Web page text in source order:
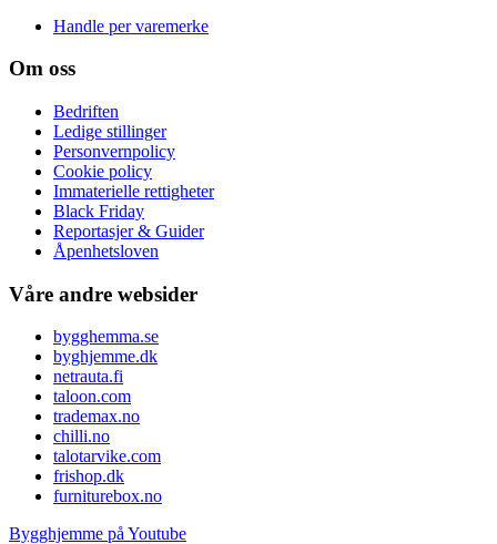
Handle per varemerke
Om oss
Bedriften
Ledige stillinger
Personvernpolicy
Cookie policy
Immaterielle rettigheter
Black Friday
Reportasjer & Guider
Åpenhetsloven
Våre andre websider
bygghemma.se
byghjemme.dk
netrauta.fi
taloon.com
trademax.no
chilli.no
talotarvike.com
frishop.dk
furniturebox.no
Bygghjemme på Youtube